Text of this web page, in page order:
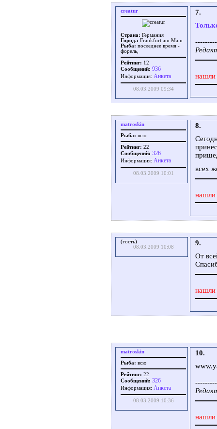
creatur
Страна: Германия
Город.: Frankfurt am Main
Рыба: последнее время -
форель,
Рейтинг: 12
Сообщений: 936
Информация: Aнкета
08.03.2009 09:34
7.
нашли
matroskin
Рыба: всю
Рейтинг: 22
Сообщений: 326
Информация: Aнкета
08.03.2009 10:01
8.
всех
нашли
(гость)
08.03.2009 10:08
9.
От
нашли
matroskin
Рыба: всю
Рейтинг: 22
Сообщений: 326
Информация: Aнкета
08.03.2009 10:36
10.
нашли